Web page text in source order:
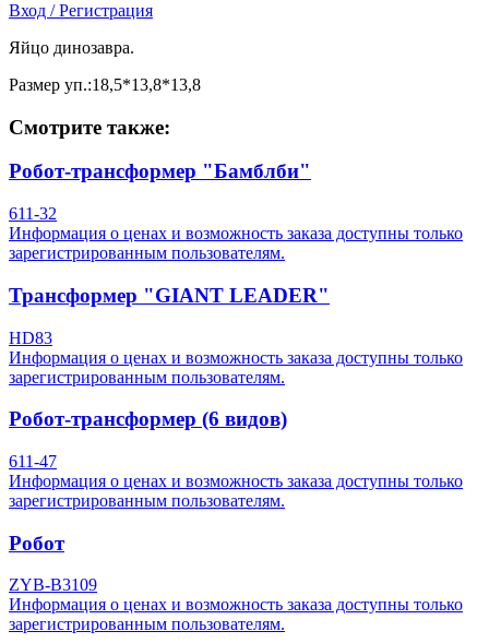
Вход / Регистрация
Яйцо динозавра.
Размер уп.:18,5*13,8*13,8
Смотрите также:
Робот-трансформер "Бамблби"
611-32
Информация о ценах и возможность заказа доступны только
зарегистрированным пользователям.
Трансформер "GIANT LEADER"
HD83
Информация о ценах и возможность заказа доступны только
зарегистрированным пользователям.
Робот-трансформер (6 видов)
611-47
Информация о ценах и возможность заказа доступны только
зарегистрированным пользователям.
Робот
ZYB-B3109
Информация о ценах и возможность заказа доступны только
зарегистрированным пользователям.